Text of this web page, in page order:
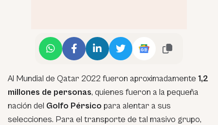
Al Mundial de Qatar 2022 fueron aproximadamente 1,2
millones de personas, quienes fueron a la pequeña
nación del Golfo Pérsico para alentar a sus
selecciones. Para el transporte de tal masivo grupo,